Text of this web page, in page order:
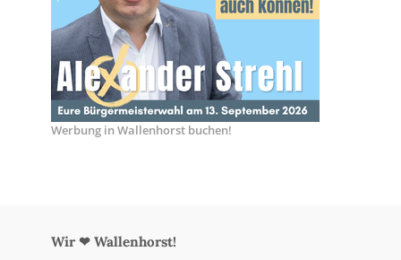
Werbung in Wallenhorst buchen!
Wir ❤ Wallenhorst!